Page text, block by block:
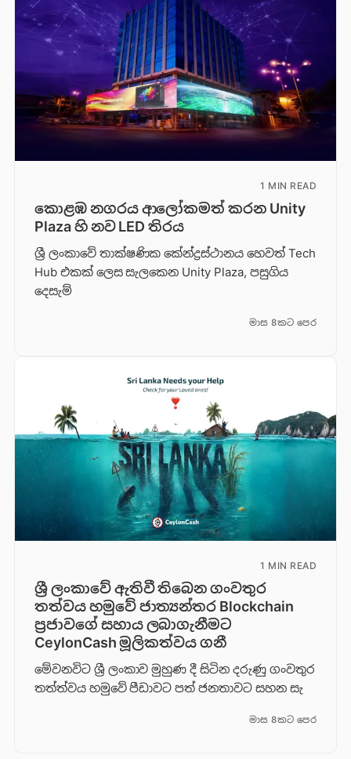
1 MIN READ
කොළඹ නගරය ආලෝකමත් කරන Unity
Plaza හි නව LED තිරය
ශ්‍රී ලංකාවේ තාක්ෂණික කේන්ද්‍රස්ථානය හෙවත් Tech
Hub එකක් ලෙස සැලකෙන Unity Plaza, පසුගිය
දෙසැම්
මාස 8කට පෙර
1 MIN READ
ශ්‍රී ලංකාවේ ඇතිවී තිබෙන ගංවතුර
තත්වය හමුවේ ජාත්‍යන්තර Blockchain
ප්‍රජාවගේ සහාය ලබාගැනීමට
CeylonCash මූලිකත්වය ග​නී
මේවනවිට ශ්‍රී ලංකාව මුහුණ දී සිටින දරුණු ගංවතුර
තත්ත්වය හමුවේ පීඩාවට පත් ජනතාවට සහන සැ
මාස 8කට පෙර